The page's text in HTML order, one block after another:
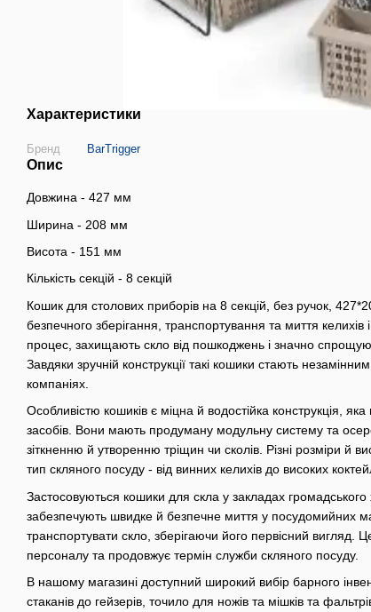
Характеристики
Бренд BarTrigger
Опис
Довжина - 427 мм
Ширина - 208 мм
Висота - 151 мм
Кількість секцій - 8 секцій
Кошик для столових приборів на 8 секцій, без ручок,
безпечного зберігання, транспортування та миття
процес, захищають скло від пошкоджень і значно
Завдяки зручній конструкції такі кошики стають
компаніях.
Особливістю кошиків є міцна й водостійка конструкція,
засобів. Вони мають продуману модульну систему та
зіткненню й утворенню тріщин чи сколів. Різні розміри й
тип скляного посуду - від винних келихів до високих
Застосовуються кошики для скла у закладах
забезпечують швидке й безпечне миття у посудомийних
транспортувати скло, зберігаючи його первісний вигляд.
персоналу та продовжує термін служби скляного посуду.
В нашому магазині доступний широкий вибір барного
стаканів до гейзерів, точило для ножів та мішків та